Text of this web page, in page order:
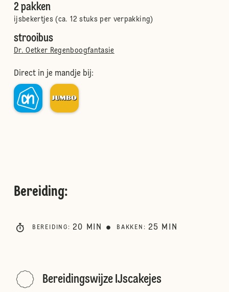
2 pakken
ijsbekertjes (ca. 12 stuks per verpakking)
strooibus
Dr. Oetker Regenboogfantasie
Direct in je mandje bij:
Bereiding:
BEREIDING : 20 MIN BAKKEN : 25 MIN
Bereidingswijze IJscakejes